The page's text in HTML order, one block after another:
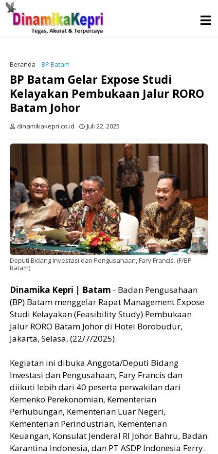
Beranda BP Batam
BP Batam Gelar Expose Studi
Kelayakan Pembukaan Jalur RORO
Batam Johor
dinamikakepri.co.id Juli 22, 2025
Deputi Bidang Investasi dan Pengusahaan, Fary Francis. (F/BP
Batam)
Dinamika Kepri | Batam - Badan Pengusahaan
(BP) Batam menggelar Rapat Management Expose
Studi Kelayakan (Feasibility Study) Pembukaan
Jalur RORO Batam Johor di Hotel Borobudur,
Jakarta, Selasa, (22/7/2025).
Kegiatan ini dibuka Anggota/Deputi Bidang
Investasi dan Pengusahaan, Fary Francis dan
diikuti lebih dari 40 peserta perwakilan dari
Kemenko Perekonomian, Kementerian
Perhubungan, Kementerian Luar Negeri,
Kementerian Perindustrian, Kementerian
Keuangan, Konsulat Jenderal RI Johor Bahru, Badan
Karantina Indonesia, dan PT ASDP Indonesia Ferry.